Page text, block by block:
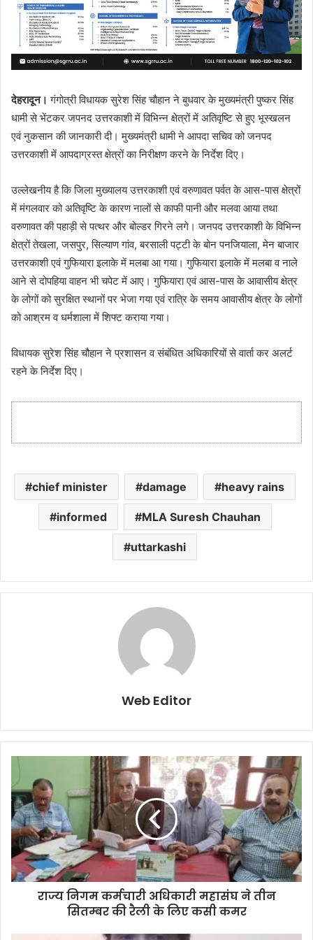
देहरादून। गंगोत्री विधायक सुरेश सिंह चौहान ने बुधवार के मुख्यमंत्री पुष्कर सिंह
धामी से भेंटकर जपनद उत्तरकाशी में विभिन्न क्षेत्रों में अतिवृष्टि से हुए भूस्खलन
एवं नुकसान की जानकारी दी। मुख्यमंत्री धामी ने आपदा सचिव को जनपद
उत्तरकाशी में आपदाग्रस्त क्षेत्रों का निरीक्षण करने के निर्देश दिए।
उल्लेखनीय है कि जिला मुख्यालय उत्तरकाशी एवं वरुणावत पर्वत के आस-पास क्षेत्रों
में मंगलवार को अतिवृष्टि के कारण नालों से काफी पानी और मलवा आया तथा
वरुणावत की पहाड़ी से पत्थर और बोल्डर गिरने लगे। जनपद उत्तरकाशी के विभिन्न
क्षेत्रों तेखला, जसपुर, सिल्याण गांव, बरसाली पट्टी के बोन पनजियाला, मेन बाजार
उत्तरकाशी एवं गुफियारा इलाके में मलबा आ गया। गुफियारा इलाके में मलबा व नाले
आने से दोपहिया वाहन भी चपेट में आए। गुफियारा एवं आस-पास के आवासीय क्षेत्र
के लोगों को सुरक्षित स्थानों पर भेजा गया एवं रात्रि के समय आवासीय क्षेत्र के लोगों
को आश्रम व धर्मशाला में शिफ्ट कराया गया।
विधायक सुरेश सिंह चौहान ने प्रशासन व संबंधित अधिकारियों से वार्ता कर अलर्ट
रहने के निर्देश दिए।
chief minister damage heavy rains
informed MLA Suresh Chauhan
uttarkashi
Web Editor
राज्य निगम कर्मचारी अधिकारी महासंघ ने तीन
सितम्बर की रैली के लिए कसी कमर